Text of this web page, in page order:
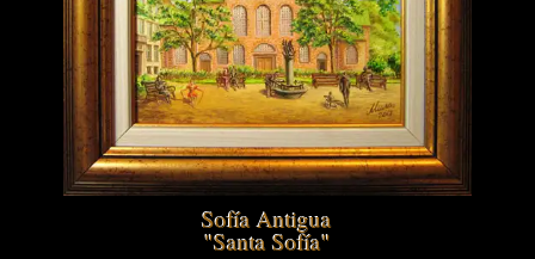
Sofía Antigua
"Santa Sofía"